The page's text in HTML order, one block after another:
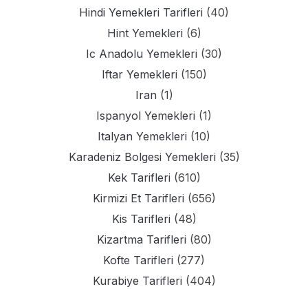
Hindi Yemekleri Tarifleri (40)
Hint Yemekleri (6)
Ic Anadolu Yemekleri (30)
Iftar Yemekleri (150)
Iran (1)
Ispanyol Yemekleri (1)
Italyan Yemekleri (10)
Karadeniz Bolgesi Yemekleri (35)
Kek Tarifleri (610)
Kirmizi Et Tarifleri (656)
Kis Tarifleri (48)
Kizartma Tarifleri (80)
Kofte Tarifleri (277)
Kurabiye Tarifleri (404)